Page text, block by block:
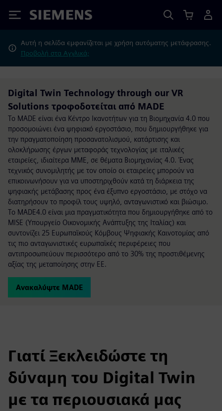
Siemens
Αυτή η σελίδα εμφανίζεται με χρήση αυτόματης μετάφρασης.
Προβολή στα Αγγλικά;
Digital Twin Technology through our VR
Solutions τροφοδοτείται από MADE
Το MADE είναι ένα Κέντρο Ικανοτήτων για τη Βιομηχανία 4.0 που
προσομοιώνει ένα ψηφιακό εργοστάσιο, που δημιουργήθηκε για
την πραγματοποίηση προσανατολισμού, κατάρτισης και
ολοκλήρωσης έργων μεταφοράς τεχνολογίας με ιταλικές
εταιρείες, ιδιαίτερα ΜΜΕ, σε θέματα Βιομηχανίας 4.0. Ένας
τεχνικός συνομιλητής με τον οποίο οι εταιρείες μπορούν να
επικοινωνήσουν για να υποστηριχθούν κατά τη διάρκεια της
ψηφιακής μετάβασης προς ένα έξυπνο εργοστάσιο, με στόχο να
διατηρήσουν το προφίλ τους υψηλό, ανταγωνιστικό και βιώσιμο.
Το MADE4.0 είναι μια πραγματικότητα που δημιουργήθηκε από το
MISE (Υπουργείο Οικονομικής Ανάπτυξης της Ιταλίας) και
συντονίζει 25 Ευρωπαϊκούς Κόμβους Ψηφιακής Καινοτομίας από
τις πιο ανταγωνιστικές ευρωπαϊκές περιφέρειες που
αντιπροσωπεύουν περισσότερο από το 30% της προστιθέμενης
αξίας της μεταποίησης στην ΕΕ.
Ανακαλύψτε MADE
Γιατί Ξεκλειδώστε τη
δύναμη του Digital Twin
με τα περιουσιακά μας